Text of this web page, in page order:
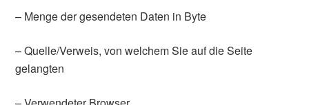
– Menge der gesendeten Daten in Byte
– Quelle/Verweis, von welchem Sie auf die Seite
gelangten